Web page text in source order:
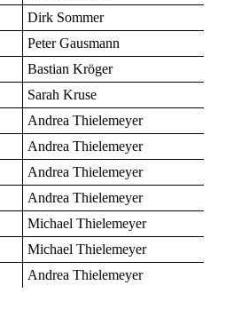
Dirk Sommer
Peter Gausmann
Bastian Kröger
Sarah Kruse
Andrea Thielemeyer
Andrea Thielemeyer
Andrea Thielemeyer
Andrea Thielemeyer
Michael Thielemeyer
Michael Thielemeyer
Andrea Thielemeyer